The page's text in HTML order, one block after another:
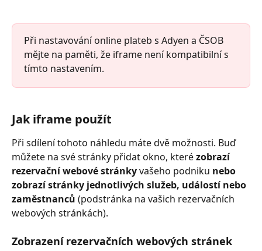
Při nastavování online plateb s Adyen a ČSOB
mějte na paměti, že iframe není kompatibilní s
tímto nastavením.
Jak iframe použít
Při sdílení tohoto náhledu máte dvě možnosti. Buď
můžete na své stránky přidat okno, které zobrazí
rezervační webové stránky vašeho podniku nebo
zobrazí stránky jednotlivých služeb, událostí nebo
zaměstnanců (podstránka na vašich rezervačních
webových stránkách).
Zobrazení rezervačních webových stránek